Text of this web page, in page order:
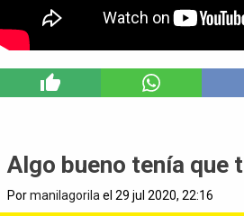
Algo bueno tenía que
Pormanilagorila el 29 jul 2020, 22:16